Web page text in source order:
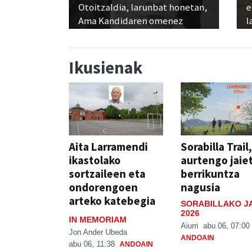
Otoitzaldia, larunbat honetan,
Ama Kandidaren omenez
Ikusienak
Aita Larramendi
ikastolako
sortzaileen eta
ondorengoen
arteko katebegia
IN MEMORIAM
Jon Ander Ubeda
abu 06, 11:38 ANDOAIN
Sorabilla Trail,
aurtengo
berrikuntza
nagusia
SORABILLAKO
2026
Aiurri abu 06, 07:00
ANDOAIN